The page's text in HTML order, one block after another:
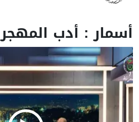
أسمار : أدب المهجر